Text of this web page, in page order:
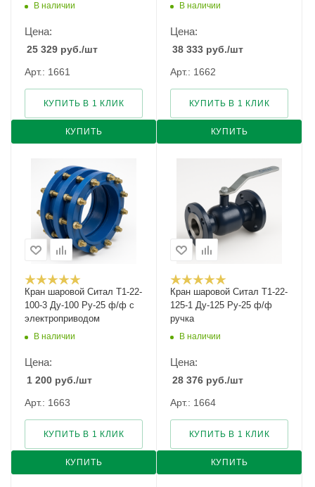
В наличии
Цена:
25 329 руб./шт
Арт.: 1661
КУПИТЬ
КУПИТЬ В 1 КЛИК
В наличии
Цена:
38 333 руб./шт
Арт.: 1662
КУПИТЬ
КУПИТЬ В 1 КЛИК
Кран шаровой Cитал T1-22-
100-3 Ду-100 Ру-25 ф/ф с
электроприводом
В наличии
Цена:
1 200 руб./шт
Арт.: 1663
КУПИТЬ
КУПИТЬ В 1 КЛИК
Кран шаровой Cитал T1-22-
125-1 Ду-125 Ру-25 ф/ф
ручка
В наличии
Цена:
28 376 руб./шт
Арт.: 1664
КУПИТЬ
КУПИТЬ В 1 КЛИК